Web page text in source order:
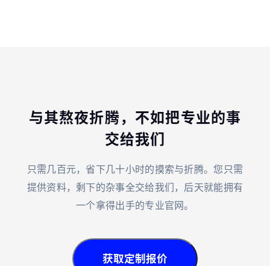
与其熬夜折腾，不如把专业的事
交给我们
只需几百元，省下几十小时的摸索与折腾。您只需
提供资料，剩下的杂事全交给我们，后天就能拥有
一个拿得出手的专业官网。
获取定制报价